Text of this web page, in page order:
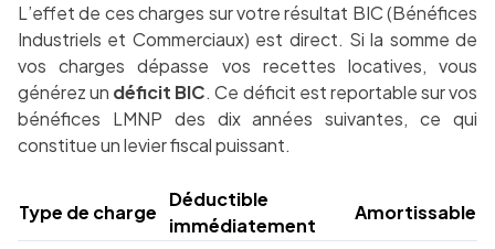
L’effet de ces charges sur votre résultat BIC (Bénéfices
Industriels et Commerciaux) est direct. Si la somme de
vos charges dépasse vos recettes locatives, vous
générez un déficit BIC. Ce déficit est reportable sur vos
bénéfices LMNP des dix années suivantes, ce qui
constitue un levier fiscal puissant.
Type de charge
Déductible
immédiatement
Amortissable